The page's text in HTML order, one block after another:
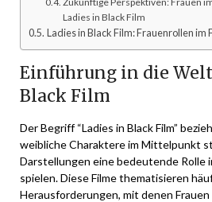
Ladies in Black Film
Ladies in Black Film: Frauenrollen im
Einführung in die
Black Film
Der Begriff “Ladies in Black Film”
weibliche Charaktere im Mittelpunkt
Darstellungen eine bedeutende Rolle
spielen. Diese Filme thematisieren
Herausforderungen, mit denen